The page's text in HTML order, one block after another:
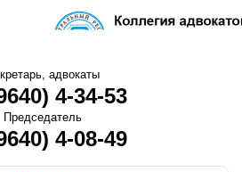
адвокаты
4-34-53
Председатель
4-08-49